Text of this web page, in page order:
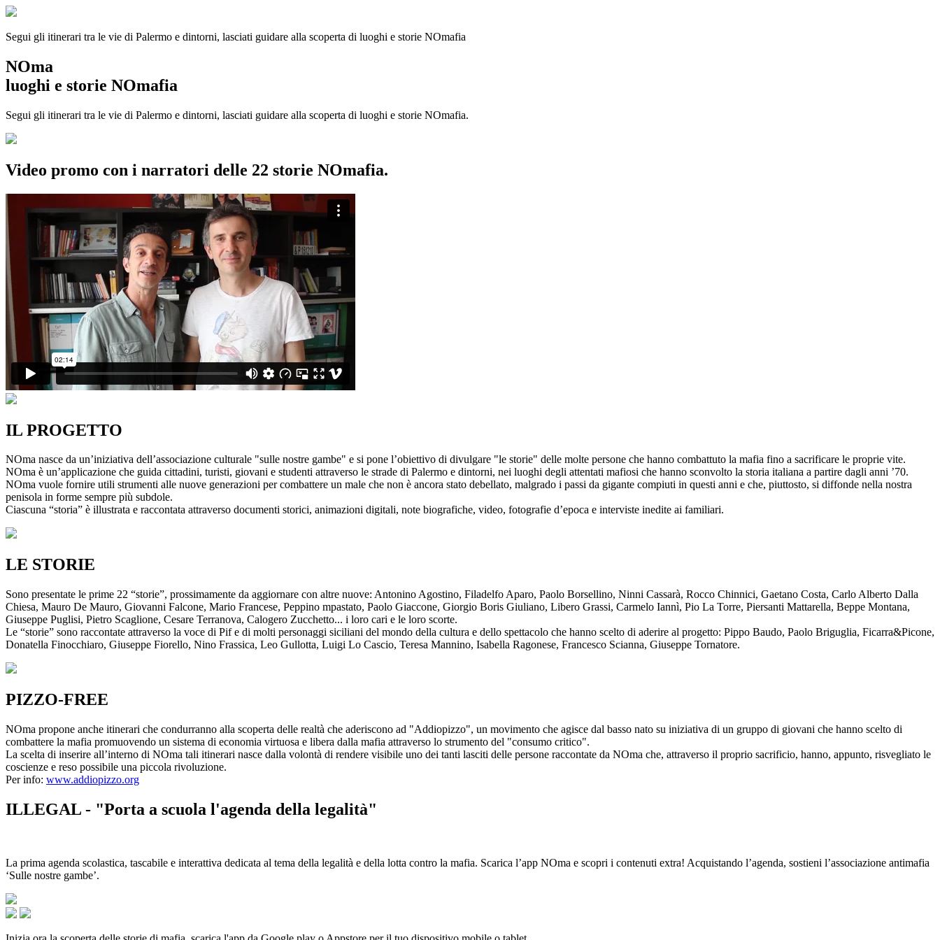
Segui gli itinerari tra le vie di Palermo e dintorni, lasciati guidare alla scoperta di luoghi e storie NOmafia
NOma
luoghi e storie NOmafia
Segui gli itinerari tra le vie di Palermo e dintorni, lasciati guidare alla scoperta di luoghi e storie NOmafia.
Video promo con i narratori delle 22 storie NOmafia.
IL PROGETTO
NOma nasce da un’iniziativa dell’associazione culturale "sulle nostre gambe" e si pone l’obiettivo di divulgare "le storie" delle molte persone che hanno combattuto la mafia fino a sacrificare le proprie vite.
NOma è un’applicazione che guida cittadini, turisti, giovani e studenti attraverso le strade di Palermo e dintorni, nei luoghi degli attentati mafiosi che hanno sconvolto la storia italiana a partire dagli anni ’70.
NOma vuole fornire utili strumenti alle nuove generazioni per combattere un male che non è ancora stato debellato, malgrado i passi da gigante compiuti in questi anni e che, piuttosto, si diffonde nella nostra
penisola in forme sempre più subdole.
Ciascuna “storia” è illustrata e raccontata attraverso documenti storici, animazioni digitali, note biografiche, video, fotografie d’epoca e interviste inedite ai familiari.
LE STORIE
Sono presentate le prime 22 “storie”, prossimamente da aggiornare con altre nuove: Antonino Agostino, Filadelfo Aparo, Paolo Borsellino, Ninni Cassarà, Rocco Chinnici, Gaetano Costa, Carlo Alberto Dalla
Chiesa, Mauro De Mauro, Giovanni Falcone, Mario Francese, Peppino mpastato, Paolo Giaccone, Giorgio Boris Giuliano, Libero Grassi, Carmelo Iannì, Pio La Torre, Piersanti Mattarella, Beppe Montana,
Giuseppe Puglisi, Pietro Scaglione, Cesare Terranova, Calogero Zucchetto... i loro cari e le loro scorte.
Le “storie” sono raccontate attraverso la voce di Pif e di molti personaggi siciliani del mondo della cultura e dello spettacolo che hanno scelto di aderire al progetto: Pippo Baudo, Paolo Briguglia, Ficarra&Picone,
Donatella Finocchiaro, Giuseppe Fiorello, Nino Frassica, Leo Gullotta, Luigi Lo Cascio, Teresa Mannino, Isabella Ragonese, Francesco Scianna, Giuseppe Tornatore.
PIZZO-FREE
NOma propone anche itinerari che condurranno alla scoperta delle realtà che aderiscono ad "Addiopizzo", un movimento che agisce dal basso nato su iniziativa di un gruppo di giovani che hanno scelto di
combattere la mafia promuovendo un sistema di economia virtuosa e libera dalla mafia attraverso lo strumento del "consumo critico".
La scelta di inserire all’interno di NOma tali itinerari nasce dalla volontà di rendere visibile uno dei tanti lasciti delle persone raccontate da NOma che, attraverso il proprio sacrificio, hanno, appunto, risvegliato le
coscienze e reso possibile una piccola rivoluzione.
Per info: www.addiopizzo.org
ILLEGAL - "Porta a scuola l'agenda della legalità"
La prima agenda scolastica, tascabile e interattiva dedicata al tema della legalità e della lotta contro la mafia. Scarica l’app NOma e scopri i contenuti extra! Acquistando l’agenda, sostieni l’associazione antimafia
‘Sulle nostre gambe’.